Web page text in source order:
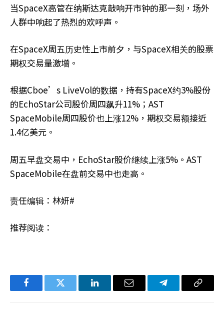
当SpaceX高管在纳斯达克敲响开市钟的那一刻，场外
人群中响起了热烈的欢呼声。
在SpaceX周五历史性上市前夕，与SpaceX相关的股票
期权交易量激增。
根据Cboe’s LiveVol的数据，持有SpaceX约3%股份
的EchoStar公司股价周四飙升11%；AST
SpaceMobile周四股价也上涨12%，期权交易额接近
1.4亿美元。
周五早盘交易中，EchoStar股价继续上涨5%。AST
SpaceMobile在盘前交易中也走高。
责任编辑：林妍#
推荐阅读：
FacebookTwitter LinkedIn电
Telegram复